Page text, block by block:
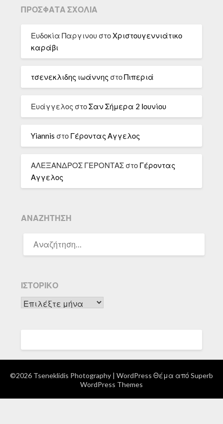
ΠΡΌΣΦΑΤΑ ΣΧΌΛΙΑ
Ευδοκία Παργινου στοΧριστουγεννιάτικο
καράβι
τσενεκλιδης ιωάννης στοΠιπεριά
Ευάγγελος στοΣαν Σήμερα 2 Ιουνίου
Yiannis στο Γέροντας Αγγελος
ΑΛΕΞΑΝΔΡΟΣ ΓΕΡΟΝΤΑΣ στο Γέροντας
Αγγελος
ΑΝΑΖΉΤΗΣΗ
ΓΙΑ:
ΙΣΤΟΡΙΚΌ
Ιστορικό
©2026 Tseneklidis Photography | WordPress Θέμα από Superb
WordPress Themes